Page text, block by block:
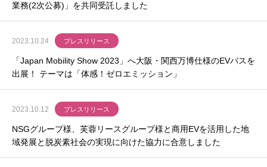
業務(2次公募)」を共同受託しました
2023.10.24 プレスリリース
「Japan Mobility Show 2023」へ大阪・関西万博仕様のEVバスを
出展！ テーマは「体感！ゼロエミッション」
2023.10.12 プレスリリース
NSGグループ様、芙蓉リースグループ様と商用EVを活用した地
域発展と脱炭素社会の実現に向けた協力に合意しました